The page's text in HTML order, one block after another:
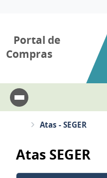
Portal de
Compras
Atas - SEGER
Atas SEGER